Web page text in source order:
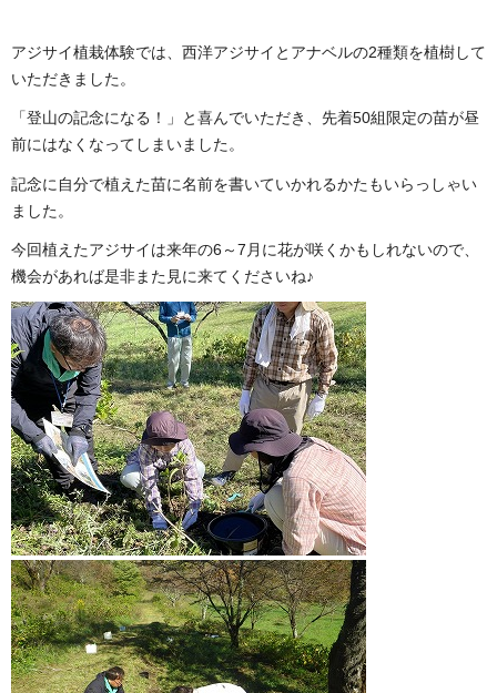
アジサイ植栽体験では、西洋アジサイとアナベルの2種類を植樹して
いただきました。
「登山の記念になる！」と喜んでいただき、先着50組限定の苗が昼
前にはなくなってしまいました。
記念に自分で植えた苗に名前を書いていかれるかたもいらっしゃい
ました。
今回植えたアジサイは来年の6～7月に花が咲くかもしれないので、
機会があれば是非また見に来てくださいね♪